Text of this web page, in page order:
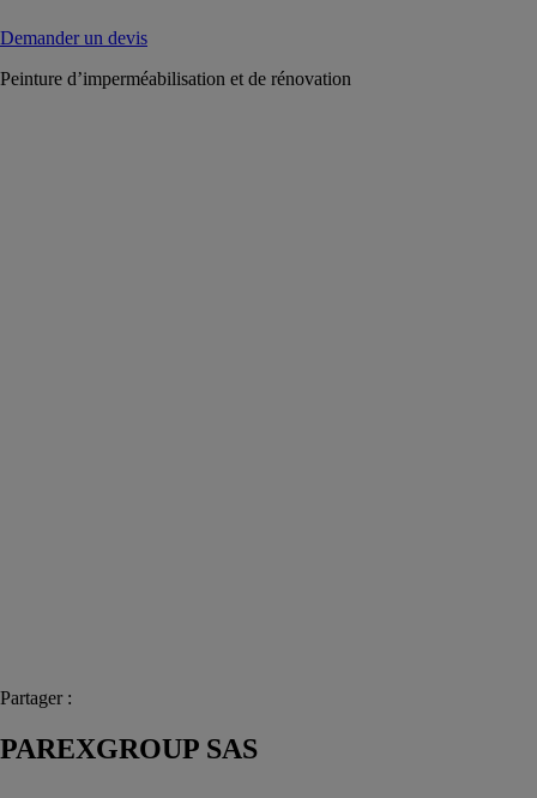
Demander un devis
Peinture d’imperméabilisation et de rénovation
Partager :
PAREXGROUP SAS